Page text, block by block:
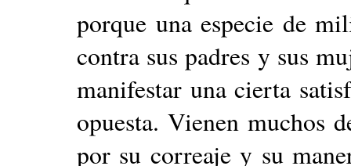
porque una especie de
contra sus padres y sus
manifestar una cierta
opuesta. Vienen muchos
por su correaje y su